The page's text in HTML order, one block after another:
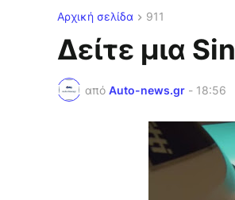
Αρχική σελίδα 911
Δείτε μια
από Auto-news.gr - 18:56